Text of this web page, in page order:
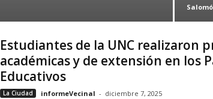
Estudiantes de la UNC realizaron
académicas y de extensión en los
Educativos
La Ciudad informeVecinal - diciembre 7, 2025